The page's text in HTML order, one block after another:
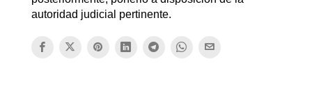
autoridad judicial pertinente.